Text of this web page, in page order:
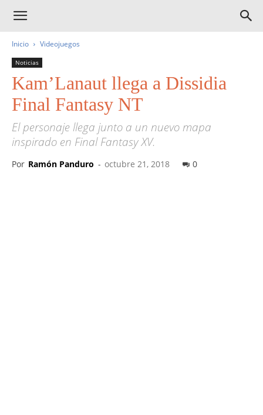
Inicio Videojuegos
Noticias
Kam’Lanaut llega a Dissidia
Final Fantasy NT
El personaje llega junto a un nuevo mapa
inspirado en Final Fantasy XV.
Por Ramón Panduro - octubre 21, 2018 0